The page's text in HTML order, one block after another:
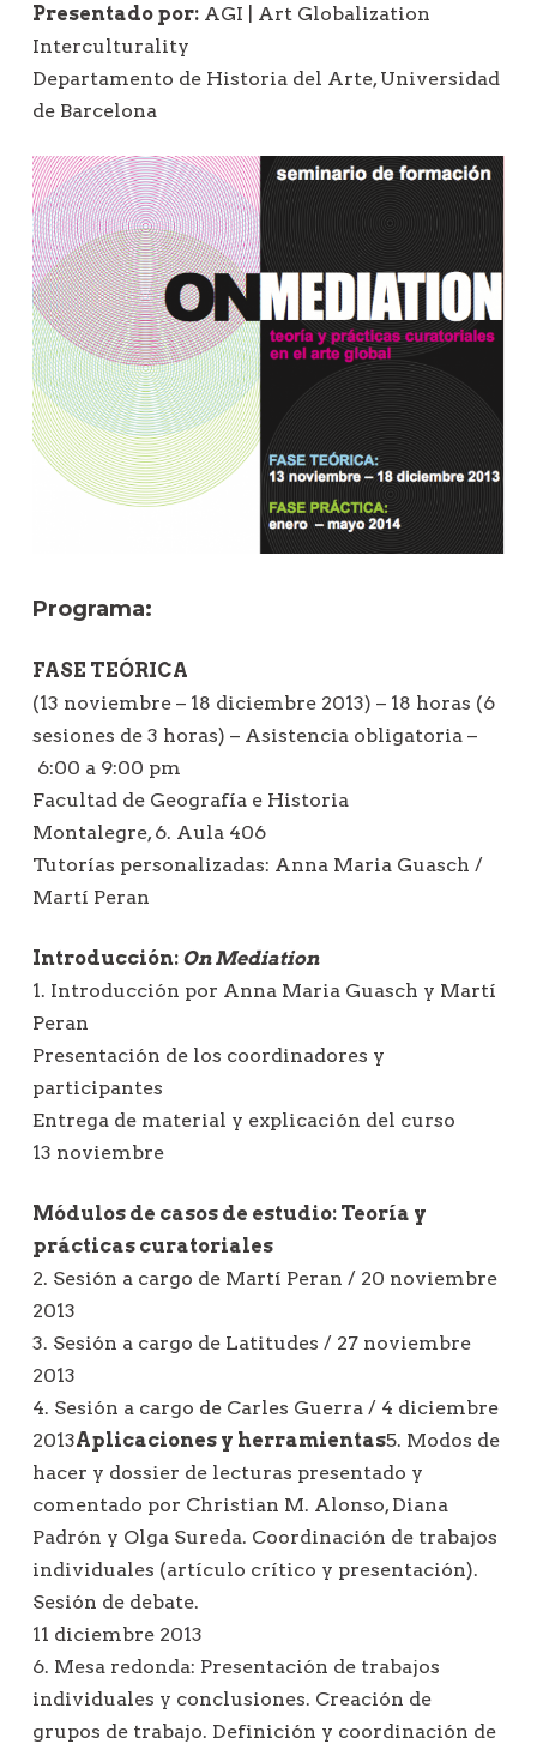
Presentado por: AGI | Art Globalization
Interculturality
Departamento de Historia del Arte, Universidad
de Barcelona
Programa:
FASE TEÓRICA
(13 noviembre – 18 diciembre 2013) – 18 horas (6
sesiones de 3 horas) – Asistencia obligatoria –
6:00 a 9:00 pm
Facultad de Geografía e Historia
Montalegre, 6. Aula 406
Tutorías personalizadas: Anna Maria Guasch /
Martí Peran
Introducción: On Mediation
1. Introducción por Anna Maria Guasch y Martí
Peran
Presentación de los coordinadores y
participantes
Entrega de material y explicación del curso
13 noviembre
Módulos de casos de estudio: Teoría y
prácticas curatoriales
2. Sesión a cargo de Martí Peran / 20 noviembre
2013
3. Sesión a cargo de Latitudes / 27 noviembre
2013
4. Sesión a cargo de Carles Guerra / 4 diciembre
2013Aplicaciones y herramientas5. Modos de
hacer y dossier de lecturas presentado y
comentado por Christian M. Alonso, Diana
Padrón y Olga Sureda. Coordinación de trabajos
individuales (artículo crítico y presentación).
Sesión de debate.
11 diciembre 2013
6. Mesa redonda: Presentación de trabajos
individuales y conclusiones. Creación de
grupos de trabajo. Definición y coordinación de